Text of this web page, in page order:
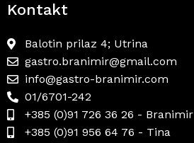
Kontakt
Balotin prilaz 4; Utrina
gastro.branimir@gmail.com
info@gastro-branimir.com
01/6701-242
+385 (0)91 726 36 26 - Branimir
+385 (0)91 956 64 76 - Tina